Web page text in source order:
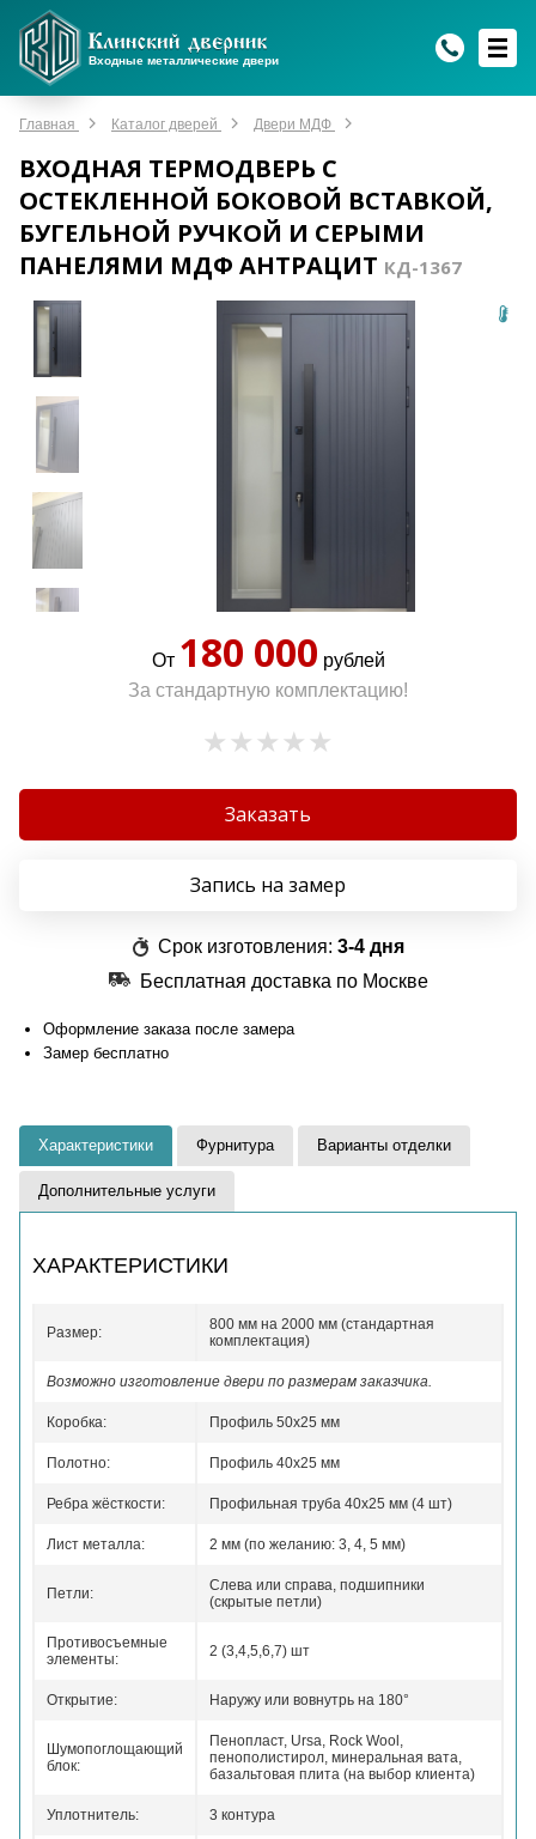
Входные металлические двери
Главная Каталог дверей Двери МДФ
ВХОДНАЯ ТЕРМОДВЕРЬ С
ОСТЕКЛЕННОЙ БОКОВОЙ ВСТАВКОЙ,
БУГЕЛЬНОЙ РУЧКОЙ И СЕРЫМИ
ПАНЕЛЯМИ МДФ АНТРАЦИТ КД-1367
От 180 000 рублей
За стандартную комплектацию!
Заказать
Запись на замер
Срок изготовления: 3-4 дня
Бесплатная доставка по Москве
Оформление заказа после замера
Замер бесплатно
Характеристики Фурнитура Варианты отделки
Дополнительные услуги
ХАРАКТЕРИСТИКИ
Размер:
800 мм на 2000 мм (стандартная
комплектация)
Возможно изготовление двери по размерам заказчика.
Коробка: Профиль 50x25 мм
Полотно: Профиль 40x25 мм
Ребра жёсткости: Профильная труба 40х25 мм (4 шт)
Лист металла: 2 мм (по желанию: 3, 4, 5 мм)
Петли:
Слева или справа, подшипники
(скрытые петли)
Противосъемные
элементы:
2 (3,4,5,6,7) шт
Открытие: Наружу или вовнутрь на 180°
Шумопоглощающий
блок:
Пенопласт, Ursa, Rock Wool,
пенополистирол, минеральная вата,
базальтовая плита (на выбор клиента)
Уплотнитель: 3 контура
Max
Мы онлайн!
WhatsApp
Мы онлайн!
Telegram
Мы онлайн!
Max
Мы онлайн!
WhatsApp
Мы онлайн!